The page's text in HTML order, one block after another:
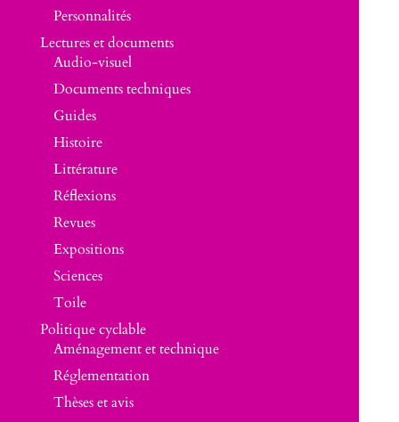
Personnalités
Lectures et documents
Audio-visuel
Documents techniques
Guides
Histoire
Littérature
Réflexions
Revues
Expositions
Sciences
Toile
Politique cyclable
Aménagement et technique
Réglementation
Thèses et avis